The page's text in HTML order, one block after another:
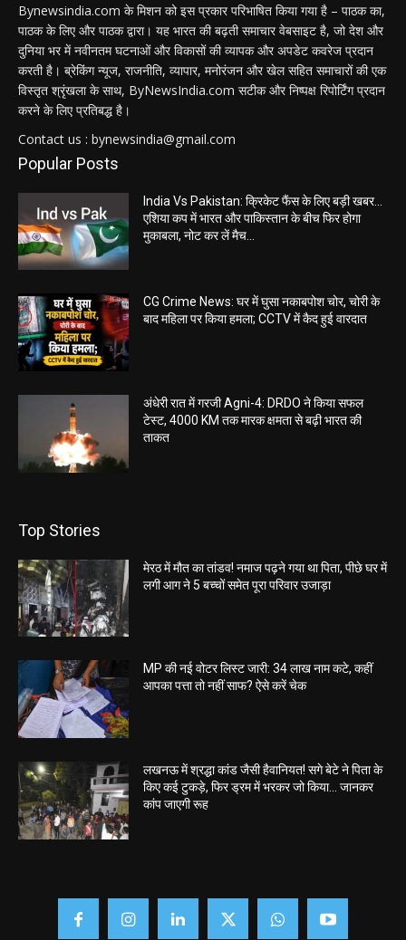
Bynewsindia.com के मिशन को इस प्रकार परिभाषित किया गया है – पाठक का,
पाठक के लिए और पाठक द्वारा। यह भारत की बढ़ती समाचार वेबसाइट है, जो देश और
दुनिया भर में नवीनतम घटनाओं और विकासों की व्यापक और अपडेट कवरेज प्रदान
करती है। ब्रेकिंग न्यूज, राजनीति, व्यापार, मनोरंजन और खेल सहित समाचारों की एक
विस्तृत श्रृंखला के साथ, ByNewsIndia.com सटीक और निष्पक्ष रिपोर्टिंग प्रदान
करने के लिए प्रतिबद्ध है।
Contact us : bynewsindia@gmail.com
Popular Posts
India Vs Pakistan: क्रिकेट फैंस के लिए बड़ी खबर…
एशिया कप में भारत और पाकिस्तान के बीच फिर होगा
मुकाबला, नोट कर लें मैच...
CG Crime News: घर में घुसा नकाबपोश चोर, चोरी के
बाद महिला पर किया हमला; CCTV में कैद हुई वारदात
अंधेरी रात में गरजी Agni-4: DRDO ने किया सफल
टेस्ट, 4000 KM तक मारक क्षमता से बढ़ी भारत की
ताकत
Top Stories
मेरठ में मौत का तांडव! नमाज पढ़ने गया था पिता, पीछे घर में
लगी आग ने 5 बच्चों समेत पूरा परिवार उजाड़ा
MP की नई वोटर लिस्ट जारी: 34 लाख नाम कटे, कहीं
आपका पत्ता तो नहीं साफ? ऐसे करें चेक
लखनऊ में श्रद्धा कांड जैसी हैवानियत! सगे बेटे ने पिता के
किए कई टुकड़े, फिर ड्रम में भरकर जो किया… जानकर
कांप जाएगी रूह